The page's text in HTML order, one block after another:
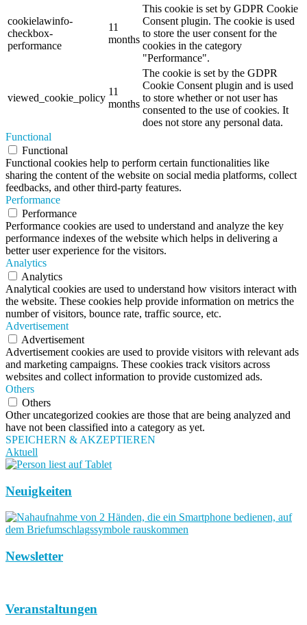
cookielawinfo-
checkbox-
performance
11
months
This cookie is set by GDPR Cookie
Consent plugin. The cookie is used
to store the user consent for the
cookies in the category
"Performance".
viewed_cookie_policy
11
months
The cookie is set by the GDPR
Cookie Consent plugin and is used
to store whether or not user has
consented to the use of cookies. It
does not store any personal data.
Functional
Functional
Functional cookies help to perform certain functionalities like
sharing the content of the website on social media platforms, collect
feedbacks, and other third-party features.
Performance
Performance
Performance cookies are used to understand and analyze the key
performance indexes of the website which helps in delivering a
better user experience for the visitors.
Analytics
Analytics
Analytical cookies are used to understand how visitors interact with
the website. These cookies help provide information on metrics the
number of visitors, bounce rate, traffic source, etc.
Advertisement
Advertisement
Advertisement cookies are used to provide visitors with relevant ads
and marketing campaigns. These cookies track visitors across
websites and collect information to provide customized ads.
Others
Others
Other uncategorized cookies are those that are being analyzed and
have not been classified into a category as yet.
SPEICHERN & AKZEPTIEREN
Aktuell
Neuigkeiten
Newsletter
Veranstaltungen